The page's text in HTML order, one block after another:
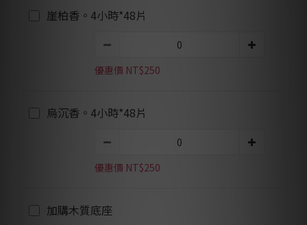
崖柏香。4小時*48片
優惠價 NT$250
烏沉香。4小時*48片
優惠價 NT$250
加購木質底座